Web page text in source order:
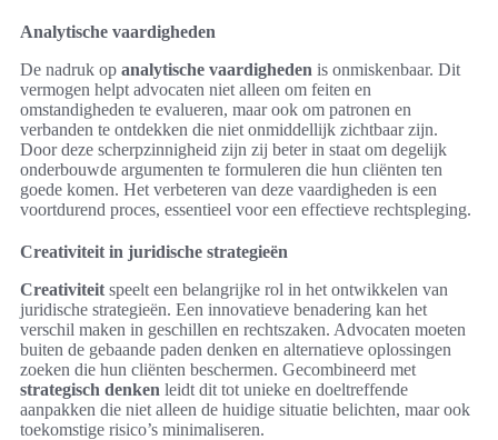
Analytische vaardigheden
De nadruk op analytische vaardigheden is onmiskenbaar. Dit
vermogen helpt advocaten niet alleen om feiten en
omstandigheden te evalueren, maar ook om patronen en
verbanden te ontdekken die niet onmiddellijk zichtbaar zijn.
Door deze scherpzinnigheid zijn zij beter in staat om degelijk
onderbouwde argumenten te formuleren die hun cliënten ten
goede komen. Het verbeteren van deze vaardigheden is een
voortdurend proces, essentieel voor een effectieve rechtspleging.
Creativiteit in juridische strategieën
Creativiteit speelt een belangrijke rol in het ontwikkelen van
juridische strategieën. Een innovatieve benadering kan het
verschil maken in geschillen en rechtszaken. Advocaten moeten
buiten de gebaande paden denken en alternatieve oplossingen
zoeken die hun cliënten beschermen. Gecombineerd met
strategisch denken leidt dit tot unieke en doeltreffende
aanpakken die niet alleen de huidige situatie belichten, maar ook
toekomstige risico’s minimaliseren.